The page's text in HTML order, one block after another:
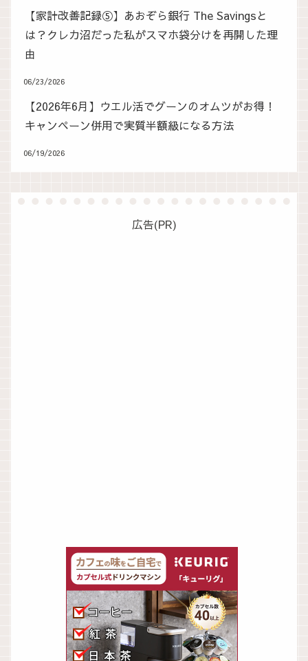
【家計改善記録⑤】あおぞら銀行 The Savingsと
は？クレカ沼だった私がスマホ袋分けを再開した理
由
06/23/2026
【2026年6月】ウエル活でグーンのオムツがお得！
キャンペーン併用で実質半額級になる方法
06/19/2026
広告(PR)